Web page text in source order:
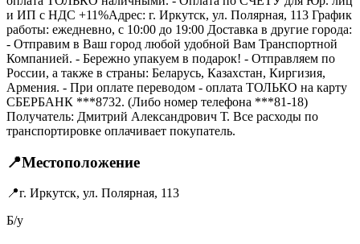
и ИП с НДС +11%Адрес: г. Иркутск, ул. Полярная, 113 График
работы: ежедневно, с 10:00 до 19:00 Доставка в другие города:
- Отправим в Ваш город любой удобной Вам Транспортной
Компанией. - Бережно упакуем в подарок! - Отправляем по
России, а также в страны: Беларусь, Казахстан, Киргизия,
Армения. - При оплате переводом - оплата ТОЛЬКО на карту
СБЕРБАНК ***8732. (Либо номер телефона ***81-18)
Получатель: Дмитрий Александрович Т. Все расходы по
транспортировке оплачивает покупатель.
📍Местоположение
📍г. Иркутск, ул. Полярная, 113
Б/у